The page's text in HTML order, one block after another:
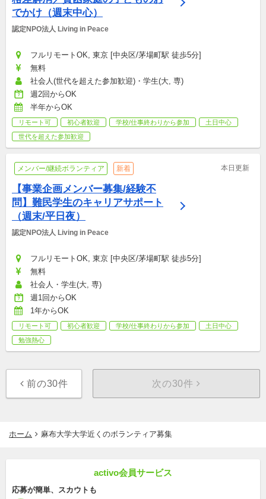
でかけ（週末中心）
認定NPO法人 Living in Peace
フルリモートOK, 東京 [中央区/茅場町駅 徒歩5分]
無料
社会人(世代を超えた参加歓迎)・学生(大, 専)
週2回からOK
半年からOK
リモート可 初心者歓迎 学校/仕事終わりから参加
土日中心
世代を超えた参加歓迎
メンバー/継続ボランティア 新着 本日更新
【事業企画メンバー募集/経験不
問】難民学生のキャリアサポート
（週末/平日夜）
認定NPO法人 Living in Peace
フルリモートOK, 東京 [中央区/茅場町駅 徒歩5分]
無料
社会人・学生(大, 専)
週1回からOK
1年からOK
リモート可 初心者歓迎 学校/仕事終わりから参加
土日中心
勉強熱心
前の30件 次の30件
ホーム 麻布大学大学近くのボランティア募集
activo会員サービス
応募が簡単、スカウトも